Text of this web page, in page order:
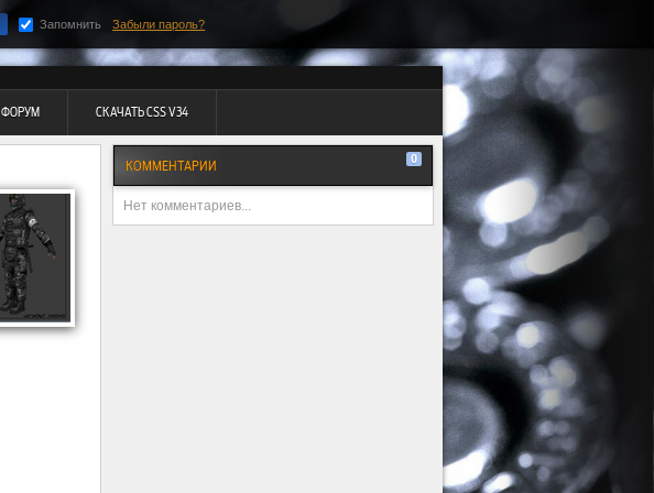
Запомнить Забыли пароль?
ФОРУМ СКАЧАТЬ CSS V34
КОММЕНТАРИИ 0
Нет комментариев...